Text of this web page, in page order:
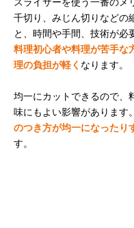
千切り、みじん切りなどの
と、時間や手間、技術が必
料理初心者や料理が苦手な
理の負担が軽く なります。
均一にカットできるので、
味にもよい影響があります。
のつき方が均一になったり
す。